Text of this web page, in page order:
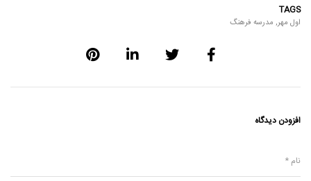
TAGS
اول مهر, مدرسه فرهنگ
افزودن دیدگاه